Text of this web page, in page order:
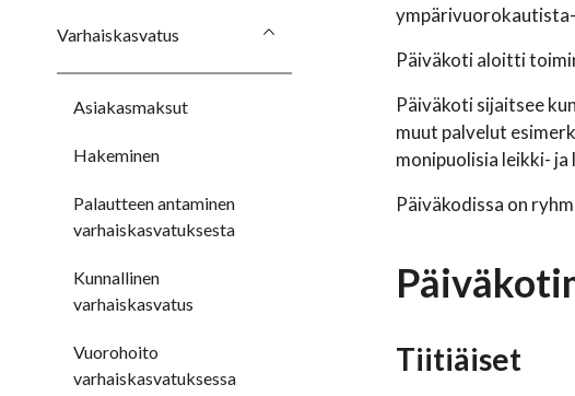
Varhaiskasvatus
Asiakasmaksut
Hakeminen
Palautteen antaminen
varhaiskasvatuksesta
Kunnallinen
varhaiskasvatus
Vuorohoito
varhaiskasvatuksessa
Päiväkoti aloitti
Päiväkoti sijaitsee
muut palvelut
monipuolisia leikki-
Päiväkodissa on
Tiitiäiset